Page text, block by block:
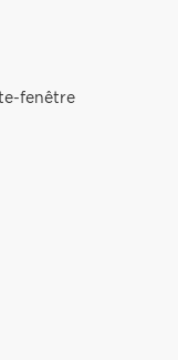
fenêtre